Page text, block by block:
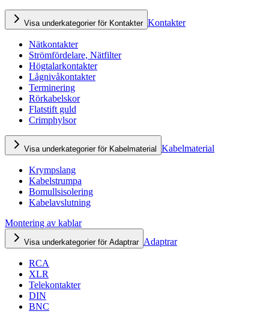
Visa underkategorier för Kontakter Kontakter
Nätkontakter
Strömfördelare, Nätfilter
Högtalarkontakter
Lågnivåkontakter
Terminering
Rörkabelskor
Flatstift guld
Crimphylsor
Visa underkategorier för Kabelmaterial Kabelmaterial
Krympslang
Kabelstrumpa
Bomullsisolering
Kabelavslutning
Montering av kablar
Visa underkategorier för Adaptrar Adaptrar
RCA
XLR
Telekontakter
DIN
BNC